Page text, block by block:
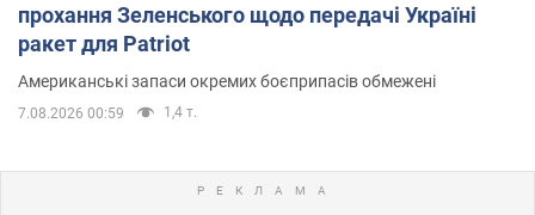
прохання Зеленського щодо передачі Україні
ракет для Patriot
Американські запаси окремих боєприпасів обмежені
7.08.2026 00:59 1,4 т.